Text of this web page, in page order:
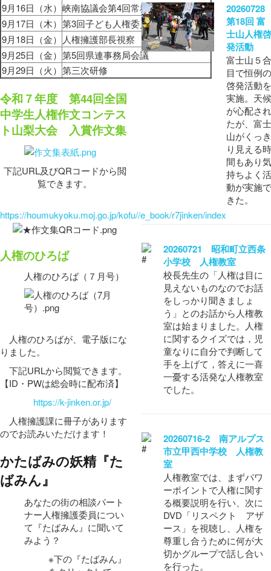
9月16日（水） 峡南協議会第4回常務委員会
9月17日（木） 第3回子ども人権委員会
9月18日（金）
人権擁護部長視察
9月25日（金） 第5回県連事務局会議
9月29日（火） 第三次研修
令和７年度 第44回全国
中学生人権作文コンテス
ト山梨大会 入賞作文集
下記URL及びQRコードから閲
覧できます。
https://houmukyoku.moj.go.jp/kofu//e_book/r7jinken/index
人権のひろば
人権のひろば（７月号）
人権のひろばが、電子版にな
りました。
下記URLから閲覧できます。
【ID・PWは総会時に配布済】
https://k-jinken.or.jp/
人権擁護課に冊子があります
のでお読みいただけます！
かたばみの妖精『た
ばみん』
あなたの街の相談パート
ナー人権擁護委員につい
て『たばみん』に聞いて
みよう？
※下の『たばみん』
第18回 富
士山人権啓
発活動
富士山５合
目で恒例の
啓発活動を
実施。天候
が心配され
たが、富士
山がくっき
り見える時
間もあり気
持ちよく活
動が実施で
きた。
20260721 昭和町立西条
小学校 人権教室
校長先生の「人権は目に
見えないものなのでお話
をしっかり聞きましょ
う」とのお話から人権教
室は始まりました。人権
に関するクイズでは，児
童なりに自分で判断して
手を上げて，答えに一喜
一憂する活発な人権教室
でした。
20260716-2 南アルプス
市立甲西中学校 人権教
室
人権教室では、まずパワ
ーポイントで人権に関す
る概要説明を行い、次に
DVD「リスペクト アザ
ース」を視聴し、人権を
尊重し合うために何が大
切かグループで話し合い
を行った。